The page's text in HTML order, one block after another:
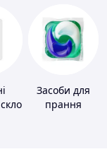
Засоби для
прання